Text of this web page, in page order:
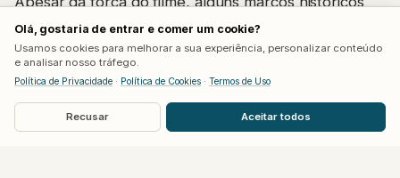
seguem intocados. O recorde de melhor segundo
final de semana doméstico pertence aStar Wars: O
Despertar da Força, que arrecadou 149,2 milhões de
dólares em 2015, seguido de perto porVingadores:
Ultimato, com 147,3 milhões. A última aparição do
Olá, gostaria de entrar e comer um cookie?
Usamos cookies para melhorar a sua experiência, personalizar conteúdo
e analisar nosso tráfego.
Política de Privacidade · Política de Cookies · Termos de Uso
Recusar Aceitar todos